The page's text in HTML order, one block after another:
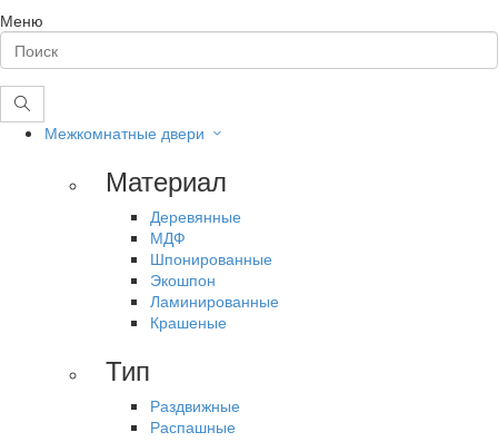
Меню
Межкомнатные двери
Материал
Деревянные
МДФ
Шпонированные
Экошпон
Ламинированные
Крашеные
Тип
Раздвижные
Распашные